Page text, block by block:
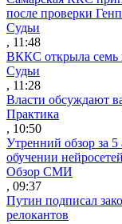
после проверки
Судьи
, 11:48
ВККС открыла семь
Судьи
, 11:28
Власти обсуждают
Практика
, 10:50
Утренний обзор за 5
обучении
Обзор СМИ
, 09:37
Путин подписал
релокантов